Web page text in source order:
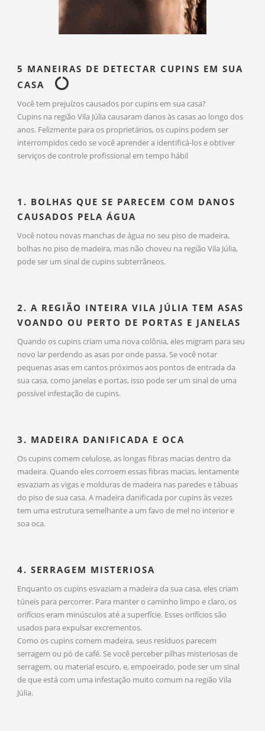
5 MANEIRAS DE DETECTAR CUPINS EM SUA
CASA
Você tem prejuízos causados por cupins em sua casa?
Cupins na região Vila Júlia causaram danos às casas ao longo dos
anos. Felizmente para os proprietários, os cupins podem ser
interrompidos cedo se você aprender a identificá-los e obtiver
serviços de controle profissional em tempo hábil
1. BOLHAS QUE SE PARECEM COM DANOS
CAUSADOS PELA ÁGUA
Você notou novas manchas de água no seu piso de madeira,
bolhas no piso de madeira, mas não choveu na região Vila Júlia,
pode ser um sinal de cupins subterrâneos.
2. A REGIÃO INTEIRA VILA JÚLIA TEM ASAS
VOANDO OU PERTO DE PORTAS E JANELAS
Quando os cupins criam uma nova colônia, eles migram para seu
novo lar perdendo as asas por onde passa. Se você notar
pequenas asas em cantos próximos aos pontos de entrada da
sua casa, como janelas e portas, isso pode ser um sinal de uma
possível infestação de cupins.
3. MADEIRA DANIFICADA E OCA
Os cupins comem celulose, as longas fibras macias dentro da
madeira. Quando eles corroem essas fibras macias, lentamente
esvaziam as vigas e molduras de madeira nas paredes e tábuas
do piso de sua casa. A madeira danificada por cupins às vezes
tem uma estrutura semelhante a um favo de mel no interior e
soa oca.
4. SERRAGEM MISTERIOSA
Enquanto os cupins esvaziam a madeira da sua casa, eles criam
túneis para percorrer. Para manter o caminho limpo e claro, os
orifícios eram minúsculos até a superfície. Esses orifícios são
usados para expulsar excrementos.
Como os cupins comem madeira, seus resíduos parecem
serragem ou pó de café. Se você perceber pilhas misteriosas de
serragem, ou material escuro, e, empoeirado, pode ser um sinal
de que está com uma infestação muito comum na região Vila
Júlia.